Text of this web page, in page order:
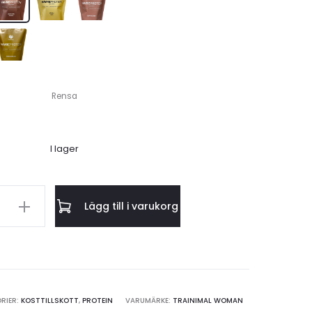
ChokladVanilj Cappuccino
Cookie Dough
Rensa
I lager
Lägg till i varukorg
KOSTTILLSKOTT, PROTEIN VARUMÄRKE: TRAINIMAL WOMAN